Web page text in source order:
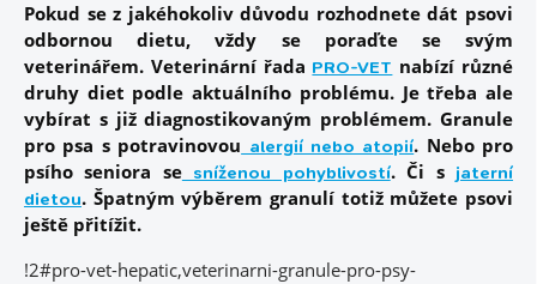
Pokud se z jakéhokoliv důvodu rozhodnete dát psovi
odbornou dietu, vždy se poraďte se svým
veterinářem. Veterinární řada PRO-VET nabízí různé
druhy diet podle aktuálního problému. Je třeba ale
vybírat s již diagnostikovaným problémem. Granule
pro psa s potravinovou alergií nebo atopií. Nebo pro
psího seniora sesníženou pohyblivostí.Či s jaterní
dietou. Špatným výběrem granulí totiž můžete psovi
ještě přitížit.
!2#pro-vet-hepatic,veterinarni-granule-pro-psy-